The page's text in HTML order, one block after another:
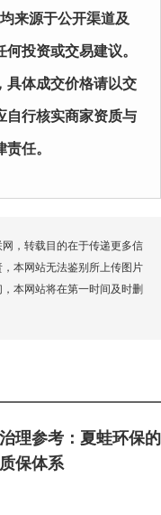
来源于公开渠道及
投资或交易建议。
具体成交价格请以交
自行核实商家资质与
任。
，转载目的在于传递更多信
本网站无法鉴别所上传图片
本网站将在第一时间及时删
理参考：夏蛙环保的
保体系